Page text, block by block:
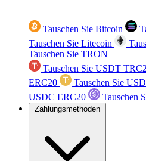
Tauschen Sie Bitcoin
Tauschen Sie Litecoin
Tauschen Sie TRON
Tauschen Sie USDT
ERC20
Tauschen Sie
USDC ERC20
Tauschen
Zahlungsmethoden